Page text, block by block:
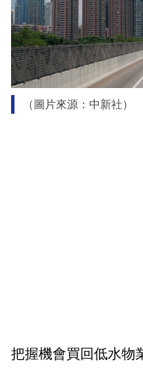
（圖片來源：中新社）
把握機會買回低水物